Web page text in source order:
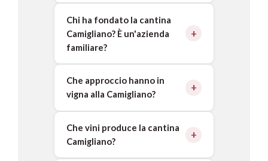
Chi ha fondato la cantina
Camigliano? È un'azienda
familiare?
Che approccio hanno in
vigna alla Camigliano?
Che vini produce la cantina
Camigliano?